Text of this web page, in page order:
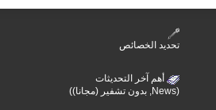
تحديد الخصائص
أهم آخر التحديثات
(News, بدون تشفير (مجانا))